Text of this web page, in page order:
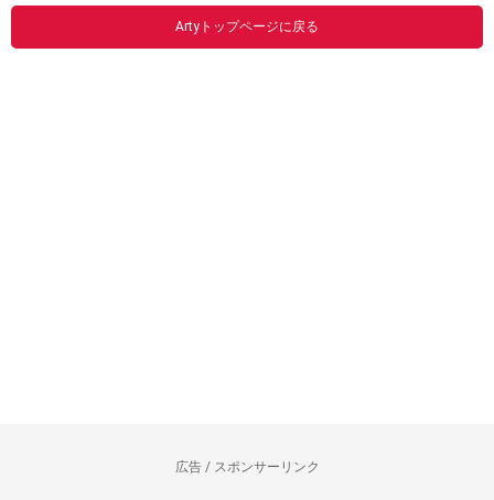
Artyトップページに戻る
広告 / スポンサーリンク